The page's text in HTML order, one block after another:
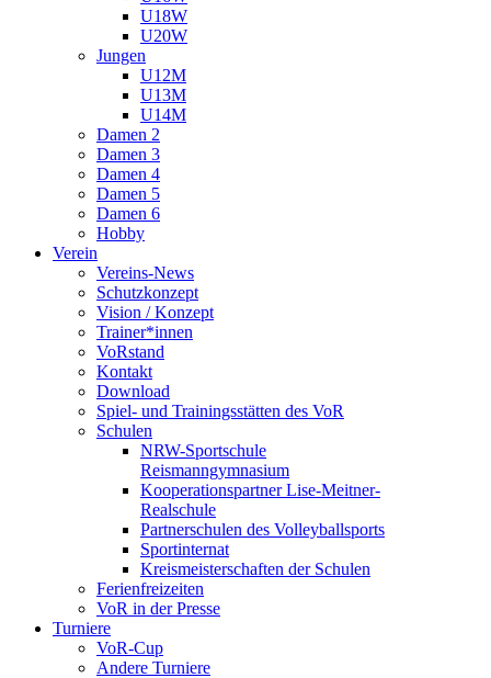
U18W
U20W
Jungen
U12M
U13M
U14M
Damen 2
Damen 3
Damen 4
Damen 5
Damen 6
Hobby
Verein
Vereins-News
Schutzkonzept
Vision / Konzept
Trainer*innen
VoRstand
Kontakt
Download
Spiel- und Trainingsstätten des VoR
Schulen
NRW-Sportschule
Reismanngymnasium
Kooperationspartner Lise-Meitner-
Realschule
Partnerschulen des Volleyballsports
Sportinternat
Kreismeisterschaften der Schulen
Ferienfreizeiten
VoR in der Presse
Turniere
VoR-Cup
Andere Turniere